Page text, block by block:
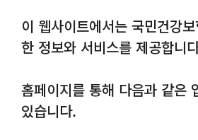
이 웹사이트에서는 국민건강
한 정보와 서비스를 제공합니
홈페이지를 통해 다음과 같은
있습니다.